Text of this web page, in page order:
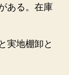
ある。在庫
実地棚卸と